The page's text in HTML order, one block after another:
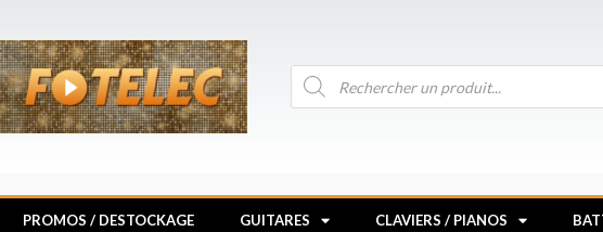
au
contenu
Recherche
de
produits
PROMOS / DESTOCKAGE GUITARES CLAVIERS / PIANOS